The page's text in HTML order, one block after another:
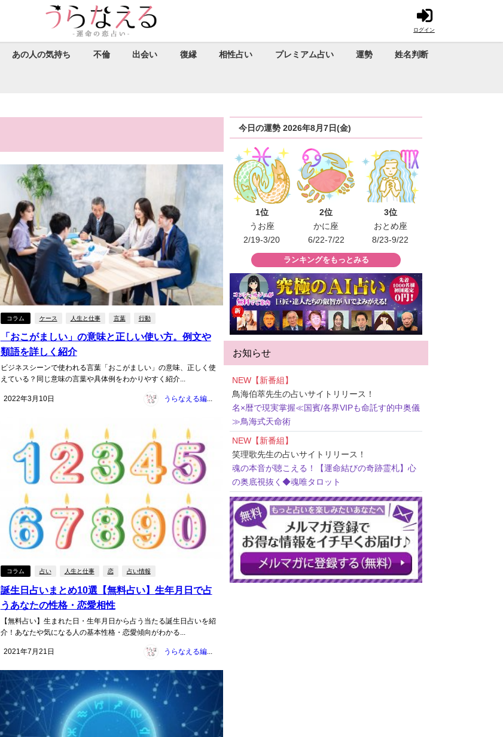
ログイン
あの人の気持ち 不倫 出会い 復縁 相性占い プレミアム占い 運勢 姓名判断
コラム ケース 人生と仕事 言葉 行動
「おこがましい」の意味と正しい使い方。例文や
類語を詳しく紹介
ビジネスシーンで使われる言葉「おこがましい」の意味、正しく使
えている？同じ意味の言葉や具体例をわかりやすく紹介...
2022年3月10日
コラム 占い 人生と仕事 恋 占い情報
誕生日占いまとめ10選【無料占い】生年月日で占
うあなたの性格・恋愛相性
【無料占い】生まれた日・生年月日から占う当たる誕生日占いを紹
介！あなたや気になる人の基本性格・恋愛傾向がわかる...
2021年7月21日 うらなえる編集部
今日の運勢 2026年8月7日(金)
1位
うお座
2/19-3/20
2位
かに座
6/22-7/22
3位
おとめ座
8/23-9/22
ランキングをもっとみる
お知らせ
NEW【新番組】
鳥海伯萃先生の占いサイトリリース！
名×暦で現実掌握≪国賓/各界VIPも命託す的中奥儀
≫鳥海式天命術
NEW【新番組】
笑理歌先生の占いサイトリリース！
魂の本音が聴こえる！【運命結びの奇跡霊札】心
の奥底視抜く◆魂唯タロット